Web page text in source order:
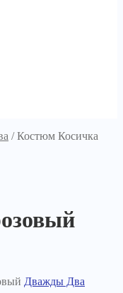
/Костюм Косичка
Дважды Два